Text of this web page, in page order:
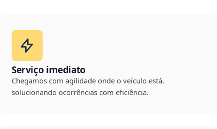
Serviço imediato
Chegamos com agilidade onde o veículo está,
solucionando ocorrências com eficiência.